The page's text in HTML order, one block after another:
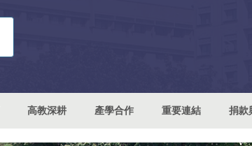
高教深耕 產學合作 重要連結 捐款